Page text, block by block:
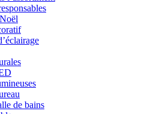
de bains